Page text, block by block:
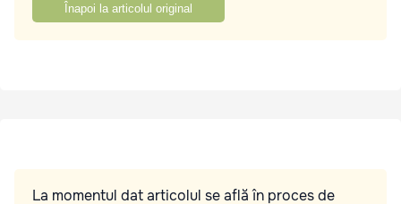
Înapoi la articolul original
La momentul dat articolul se află în proces de